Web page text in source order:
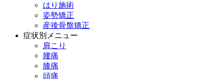
はり施術
姿勢矯正
産後骨盤矯正
症状別メニュー
肩こり
腰痛
膝痛
頭痛